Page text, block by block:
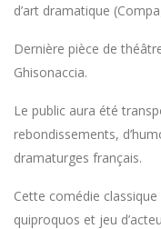
d’art dramatique
Dernière pièce de
Ghisonaccia.
Le public aura été
rebondissements,
dramaturges français.
Cette comédie
quiproquos et jeu